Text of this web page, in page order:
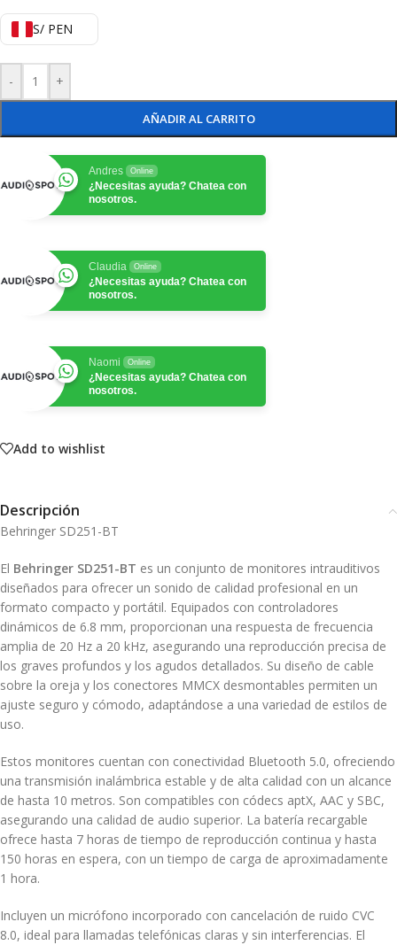
S/ PEN
- +
AÑADIR AL CARRITO
Andres Online
¿Necesitas ayuda? Chatea con
nosotros.
Claudia Online
¿Necesitas ayuda? Chatea con
nosotros.
Naomi Online
¿Necesitas ayuda? Chatea con
nosotros.
Add to wishlist
Descripción
Behringer SD251-BT
El Behringer SD251-BT es un conjunto de monitores intrauditivos
diseñados para ofrecer un sonido de calidad profesional en un
formato compacto y portátil. Equipados con controladores
dinámicos de 6.8 mm, proporcionan una respuesta de frecuencia
amplia de 20 Hz a 20 kHz, asegurando una reproducción precisa de
los graves profundos y los agudos detallados. Su diseño de cable
sobre la oreja y los conectores MMCX desmontables permiten un
ajuste seguro y cómodo, adaptándose a una variedad de estilos de
uso.
Estos monitores cuentan con conectividad Bluetooth 5.0, ofreciendo
una transmisión inalámbrica estable y de alta calidad con un alcance
de hasta 10 metros. Son compatibles con códecs aptX, AAC y SBC,
asegurando una calidad de audio superior. La batería recargable
ofrece hasta 7 horas de tiempo de reproducción continua y hasta
150 horas en espera, con un tiempo de carga de aproximadamente
1 hora.
Incluyen un micrófono incorporado con cancelación de ruido CVC
8.0, ideal para llamadas telefónicas claras y sin interferencias. El